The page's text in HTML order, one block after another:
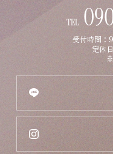
TEL
受付時間：
定休